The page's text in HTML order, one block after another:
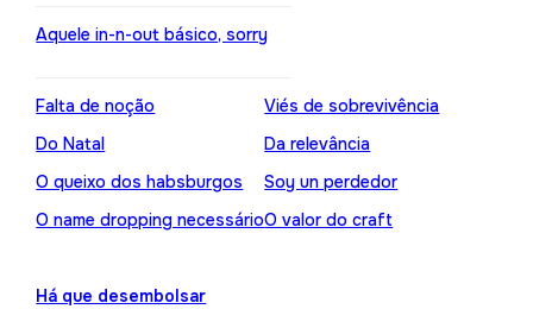
Aquele in-n-out básico, sorry
Falta de noção
Do Natal
O queixo dos habsburgos
O name dropping necessário
Viés de sobrevivência
Da relevância
Soy un perdedor
O valor do craft
Há que desembolsar